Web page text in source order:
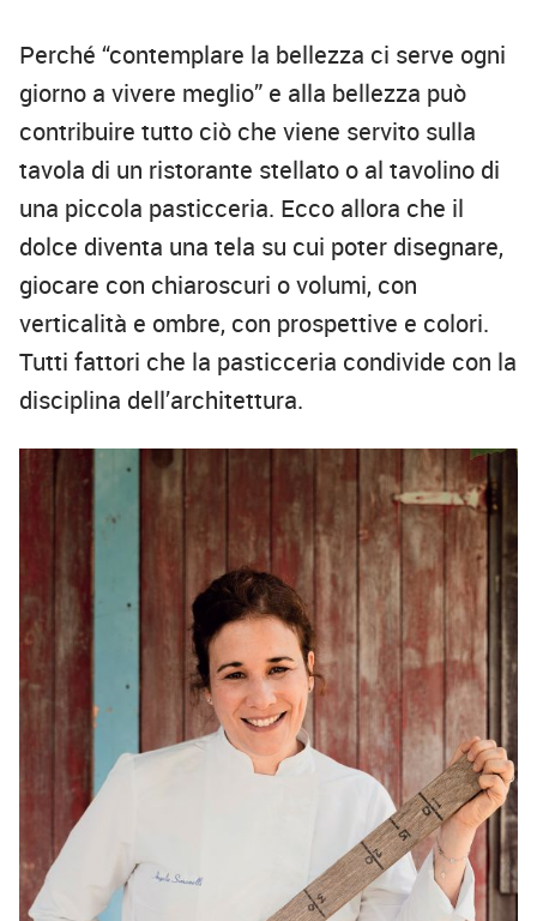
Perché “contemplare la bellezza ci serve ogni
giorno a vivere meglio” e alla bellezza può
contribuire tutto ciò che viene servito sulla
tavola di un ristorante stellato o al tavolino di
una piccola pasticceria. Ecco allora che il
dolce diventa una tela su cui poter disegnare,
giocare con chiaroscuri o volumi, con
verticalità e ombre, con prospettive e colori.
Tutti fattori che la pasticceria condivide con la
disciplina dell’architettura.